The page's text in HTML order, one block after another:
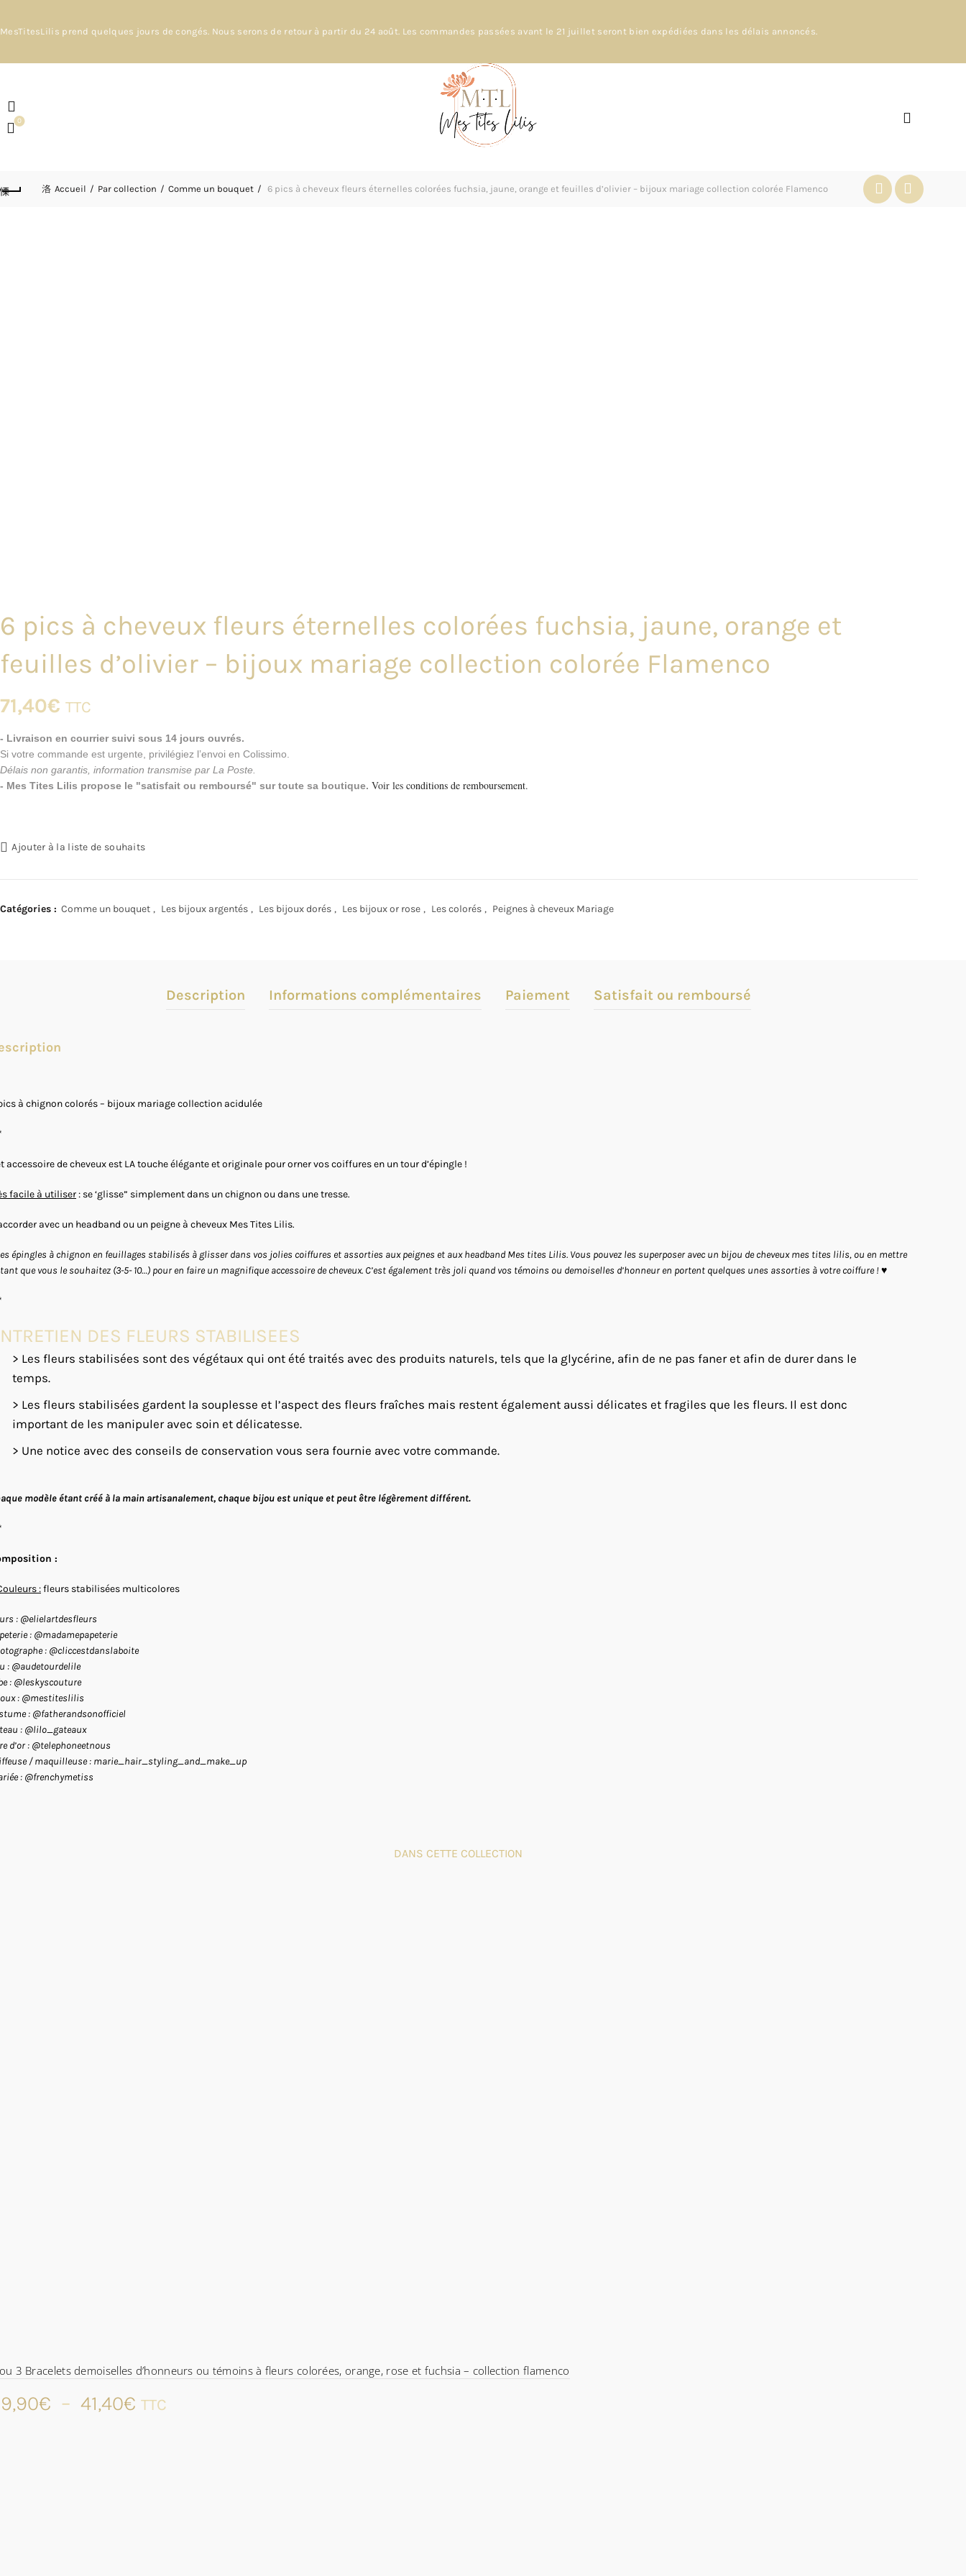
MesTitesLilis prend quelques jours de congés. Nous serons de retour à partir du 24 août. Les commandes passées avant le 21 juillet seront bien expédiées dans les délais annoncés.
0
Accueil Par collection Comme un bouquet 6 pics à cheveux fleurs éternelles colorées fuchsia, jaune, orange et feuilles d’olivier – bijoux mariage collection colorée Flamenco
6 pics à cheveux fleurs éternelles colorées fuchsia, jaune, orange et
feuilles d’olivier – bijoux mariage collection colorée Flamenco
71,40€ TTC
- Livraison en courrier suivi sous 14 jours ouvrés.
Si votre commande est urgente, privilégiez l’envoi en Colissimo.
Délais non garantis, information transmise par La Poste.
- Mes Tites Lilis propose le "satisfait ou remboursé" sur toute sa boutique. Voir les conditions de remboursement.
Ajouter à la liste de souhaits
Catégories : Comme un bouquet , Les bijoux argentés , Les bijoux dorés , Les bijoux or rose , Les colorés , Peignes à cheveux Mariage
Description Informations complémentaires Paiement Satisfait ou remboursé
à chignon colorés – bijoux mariage collection acidulée
accessoire de cheveux est LA touche élégante et originale pour orner vos coiffures en un tour d’épingle !
facile à utiliser: se ‘glisse” simplement dans un chignon ou dans une tresse.
avec un headband ou un peigne à cheveux Mes Tites Lilis.
épingles à chignon en feuillages stabilisés à glisser dans vos jolies coiffures et assorties aux peignes et aux headband Mes tites Lilis. Vous pouvez les superposer avec un bijou de cheveux mes tites lilis, ou en mettre
que vous le souhaitez (3-5- 10…) pour en faire un magnifique accessoire de cheveux. C’est également très joli quand vos témoins ou demoiselles d’honneur en portent quelques unes assorties à votre coiffure ! ♥
DES FLEURS STABILISEES
> Les fleurs stabilisées sont des végétaux qui ont été traités avec des produits naturels, tels que la glycérine, afin de ne pas faner et afin de durer dans le
temps.
> Les fleurs stabilisées gardent la souplesse et l’aspect des fleurs fraîches mais restent également aussi délicates et fragiles que les fleurs. Il est donc
important de les manipuler avec soin et délicatesse.
> Une notice avec des conseils de conservation vous sera fournie avec votre commande.
modèle étant créé à la main artisanalement, chaque bijou est unique et peut être légèrement différent.
:
:fleurs stabilisées multicolores
: @elielartdesfleurs
: @madamepapeterie
: @cliccestdanslaboite
: @audetourdelile
: @leskyscouture
: @mestiteslilis
: @fatherandsonofficiel
: @lilo_gateaux
d’or : @telephoneetnous
/ maquilleuse : marie_hair_styling_and_make_up
: @frenchymetiss
DANS CETTE COLLECTION
3 Bracelets demoiselles d’honneurs ou témoins à fleurs colorées, orange, rose et fuchsia – collection flamenco
€ – 41,40€ Plage
TTC